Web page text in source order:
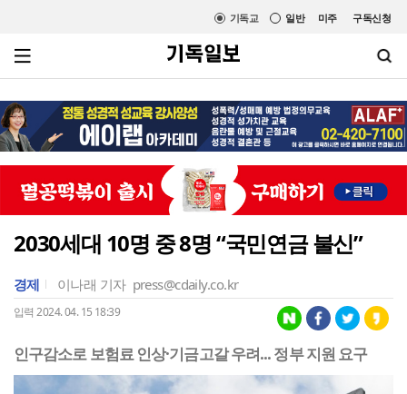
미주 구독신청
일반
기독교
2030세대 10명 중 8명 “국민연금 불신”
경제 이나래 기자 press@cdaily.co.kr
입력 2024. 04. 15 18:39
인구감소로 보험료 인상·기금고갈 우려... 정부 지원 요구